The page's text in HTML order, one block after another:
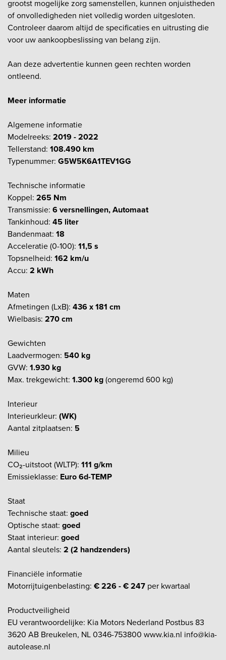
grootst mogelijke zorg samenstellen, kunnen onjuistheden
of onvolledigheden niet volledig worden uitgesloten.
Controleer daarom altijd de specificaties en uitrusting die
voor uw aankoopbeslissing van belang zijn.
Aan deze advertentie kunnen geen rechten worden
ontleend.
Meer informatie
Algemene informatie
Modelreeks: 2019 - 2022
Tellerstand: 108.490 km
Typenummer: G5W5K6A1TEV1GG
Technische informatie
Koppel: 265 Nm
Transmissie: 6 versnellingen, Automaat
Tankinhoud: 45 liter
Bandenmaat: 18
Acceleratie (0-100): 11,5 s
Topsnelheid: 162 km/u
Accu: 2 kWh
Maten
Afmetingen (LxB): 436 x 181 cm
Wielbasis: 270 cm
Gewichten
Laadvermogen: 540 kg
GVW: 1.930 kg
Max. trekgewicht: 1.300 kg(ongeremd 600 kg)
Interieur
Interieurkleur: (WK)
Aantal zitplaatsen: 5
Milieu
CO₂-uitstoot (WLTP): 111 g/km
Emissieklasse: Euro 6d-TEMP
Staat
Technische staat: goed
Optische staat: goed
Staat interieur: goed
Aantal sleutels: 2 (2 handzenders)
Financiële informatie
Motorrijtuigenbelasting: € 226 - € 247 per kwartaal
Productveiligheid
EU verantwoordelijke: Kia Motors Nederland Postbus 83
3620 AB Breukelen, NL 0346-753800 www.kia.nl info@kia-
autolease.nl